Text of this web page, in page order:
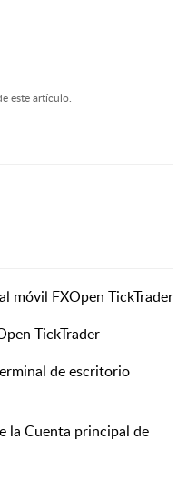
este artículo.
móvil FXOpen TickTrader
TickTrader
de escritorio
la Cuenta principal de